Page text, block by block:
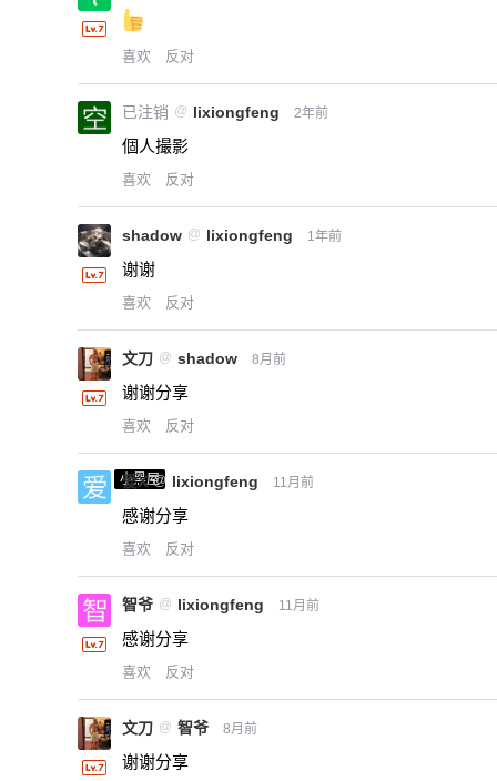
喜欢 反对
已注销 @ lixiongfeng 2年前
個人撮影
喜欢 反对
shadow @ lixiongfeng 1年前
谢谢
喜欢 反对
文刀 @ shadow 8月前
谢谢分享
喜欢 反对
小黑屋
爱X @ lixiongfeng 11月前
感谢分享
喜欢 反对
智爷 @ lixiongfeng 11月前
感谢分享
喜欢 反对
文刀 @ 智爷 8月前
谢谢分享